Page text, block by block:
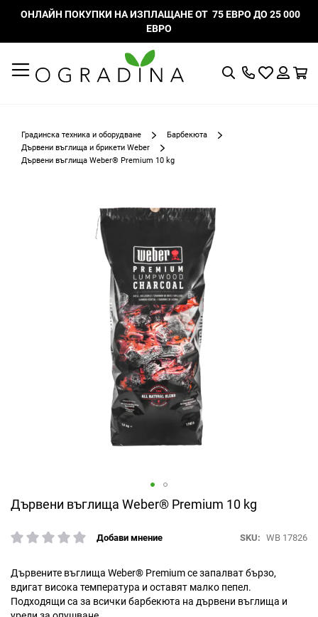
ОНЛАЙН ПОКУПКИ НА ИЗПЛАЩАНЕ ОТ 75 ЕВРО ДО 25 000
ЕВРО
ТърсенеМоят
Градинска техника и оборудване
Барбекюта
Дървени въглища и брикети Weber
Дървени въглища Weber® Premium 10 kg
Дървени въглища Weber® Premium 10 kg
рейтинг:
Добави мнение SKU WB 17826
Дървените въглища Weber® Premium се запалват бързо,
вдигат висока температура и оставят малко пепел.
Подходящи са за всички барбекюта на дървени въглища и
Преминете
началото
на
със
снимки